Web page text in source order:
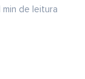
min de leitura